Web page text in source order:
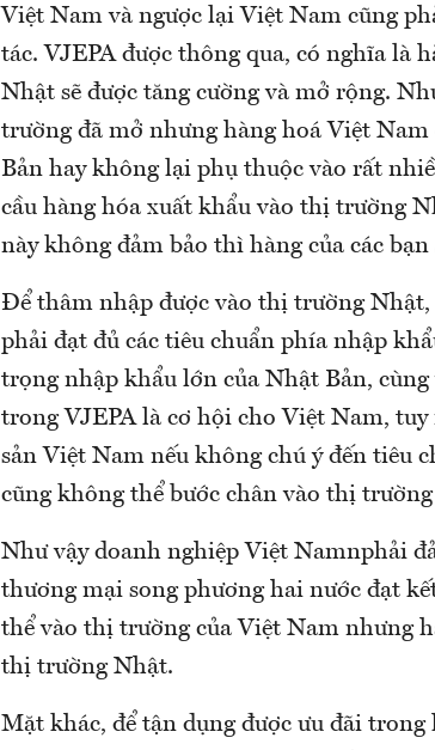
Việt Nam và ngược lại Việt Nam cũng
tác. VJEPA được thông qua, có nghĩa là
Nhật sẽ được tăng cường và mở rộng.
trường đã mở nhưng hàng hoá Việt
Bản hay không lại phụ thuộc vào rất
cầu hàng hóa xuất khẩu vào thị trường
này không đảm bảo thì hàng của các
Để thâm nhập được vào thị trường
phải đạt đủ các tiêu chuẩn phía nhập
trọng nhập khẩu lớn của Nhật Bản,
trong VJEPA là cơ hội cho Việt Nam,
sản Việt Nam nếu không chú ý đến tiêu
cũng không thể bước chân vào thị
Như vậy doanh nghiệp Việt Namnphải
thương mại song phương hai nước đạt
thể vào thị trường của Việt Nam nhưng
thị trường Nhật.
Mặt khác, để tận dụng được ưu đãi